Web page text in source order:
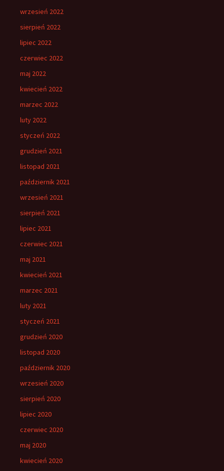
wrzesień 2022
sierpień 2022
lipiec 2022
czerwiec 2022
maj 2022
kwiecień 2022
marzec 2022
luty 2022
styczeń 2022
grudzień 2021
listopad 2021
październik 2021
wrzesień 2021
sierpień 2021
lipiec 2021
czerwiec 2021
maj 2021
kwiecień 2021
marzec 2021
luty 2021
styczeń 2021
grudzień 2020
listopad 2020
październik 2020
wrzesień 2020
sierpień 2020
lipiec 2020
czerwiec 2020
maj 2020
kwiecień 2020